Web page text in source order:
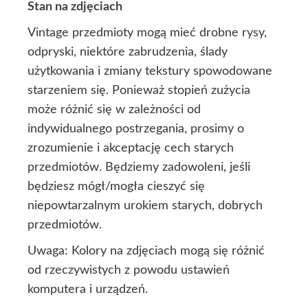
Stan na zdjęciach
Vintage przedmioty mogą mieć drobne rysy,
odpryski, niektóre zabrudzenia, ślady
użytkowania i zmiany tekstury spowodowane
starzeniem się. Ponieważ stopień zużycia
może różnić się w zależności od
indywidualnego postrzegania, prosimy o
zrozumienie i akceptację cech starych
przedmiotów. Będziemy zadowoleni, jeśli
będziesz mógł/mogła cieszyć się
niepowtarzalnym urokiem starych, dobrych
przedmiotów.
Uwaga: Kolory na zdjęciach mogą się różnić
od rzeczywistych z powodu ustawień
komputera i urządzeń.